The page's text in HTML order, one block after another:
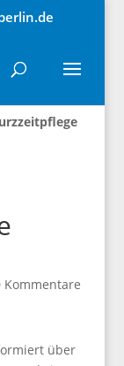
Kommentare
über